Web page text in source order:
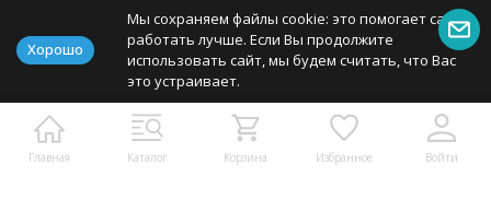
Главная Каталог Корзина Избранное Войти
Информация
Политика персональных данных Карта сайта
Хорошо
Мы сохраняем файлы cookie: это помогает сайту
работать лучше. Если Вы продолжите
использовать сайт, мы будем считать, что Вас
это устраивает.